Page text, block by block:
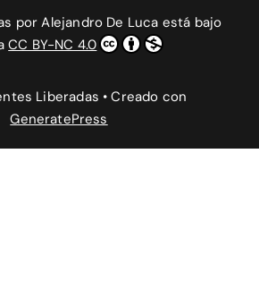
porAlejandro De Luca está bajo
CC BY-NC 4.0
Liberadas • Creado con
GeneratePress